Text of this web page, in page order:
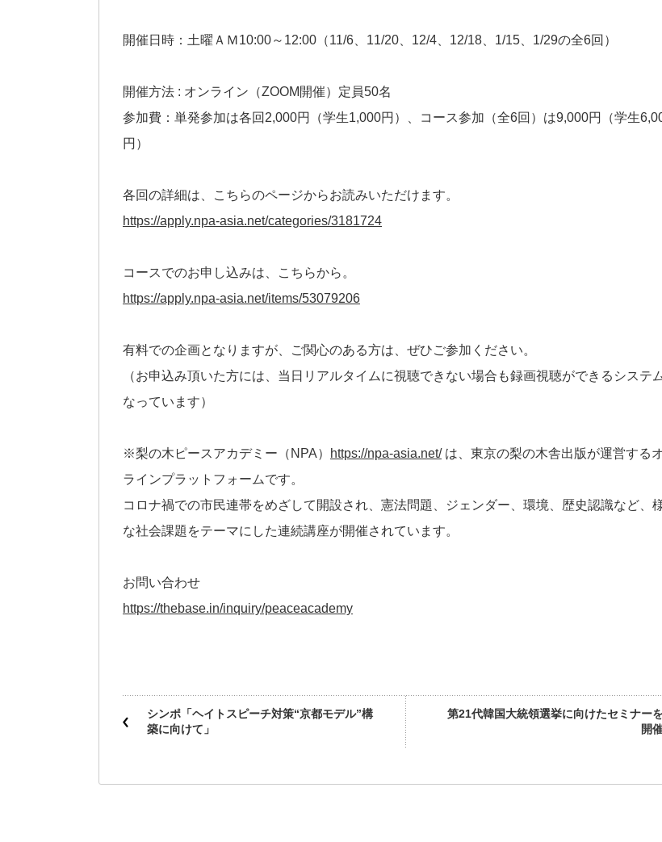
開催日時：土曜ＡＭ10:00～12:00（11/6、11/20、12/4、12/18、1/15、1/29の全6回）
開催方法 : オンライン（ZOOM開催）定員50名
参加費：単発参加は各回2,000円（学生1,000円）、コース参加（全6回）は9,000円（学生
円）
各回の詳細は、こちらのページからお読みいただけます。
https://apply.npa-asia.net/categories/3181724
コースでのお申し込みは、こちらから。
https://apply.npa-asia.net/items/53079206
有料での企画となりますが、ご関心のある方は、ぜひご参加ください。
（お申込み頂いた方には、当日リアルタイムに視聴できない場合も録画視聴ができるシステ
なっています）
※梨の木ピースアカデミー（NPA） https://npa-asia.net/は、東京の梨の木舎出版が運営する
ラインプラットフォームです。
コロナ禍での市民連帯をめざして開設され、憲法問題、ジェンダー、環境、歴史認識など、
な社会課題をテーマにした連続講座が開催されています。
お問い合わせ
https://thebase.in/inquiry/peaceacademy
シンポ「ヘイトスピーチ対策“京都モデル”構
築に向けて」
第21代韓国大統領選挙に向けたセミナー
開